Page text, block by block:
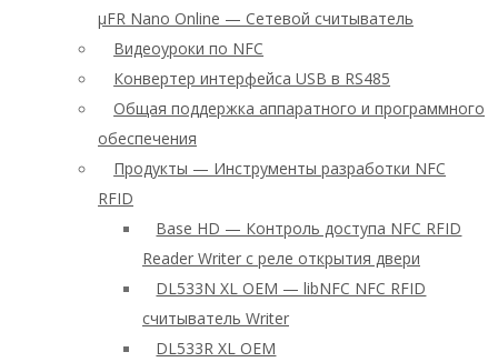
μFR Nano Online — Сетевой считыватель
Видеоуроки по NFC
Конвертер интерфейса USB в RS485
Общая поддержка аппаратного и программного
обеспечения
Продукты — Инструменты разработки NFC
RFID
Base HD — Контроль доступа NFC RFID
Reader Writer с реле открытия двери
DL533N XL OEM — libNFC NFC RFID
считыватель Writer
DL533R XL OEM